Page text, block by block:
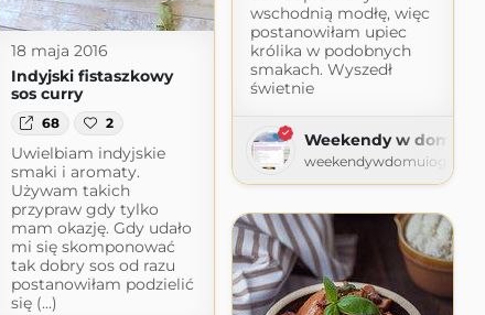
wschodnią modłę, więc
postanowiłam upiec
królika w podobnych
smakach. Wyszedł
świetnie
Weekendy w domu i
18 maja 2016
Indyjski fistaszkowy
sos curry
68 2
Uwielbiam indyjskie
smaki i aromaty.
Używam takich
przypraw gdy tylko
mam okazję. Gdy udało
mi się skomponować
tak dobry sos od razu
postanowiłam podzielić
się (...)